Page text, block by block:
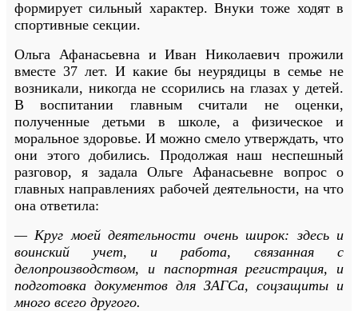
формирует сильный характер. Внуки тоже ходят в
спортивные секции.
Ольга Афанасьевна и Иван Николаевич прожили
вместе 37 лет. И какие бы неурядицы в семье не
возникали, никогда не ссорились на глазах у детей.
В воспитании главным считали не оценки,
полученные детьми в школе, а физическое и
моральное здоровье. И можно смело утверждать, что
они этого добились. Продолжая наш неспешный
разговор, я задала Ольге Афанасьевне вопрос о
главных направлениях рабочей деятельности, на что
она ответила:
— Круг моей деятельности очень широк: здесь и
воинский учет, и работа, связанная с
делопроизводством, и паспортная регистрация, и
подготовка документов для ЗАГСа, соцзащиты и
много всего другого.